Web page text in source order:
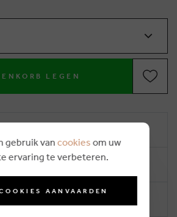
LEGEN
ab €50
gebruik vancookies om uw
ervaring te verbeteren.
AANVAARDEN